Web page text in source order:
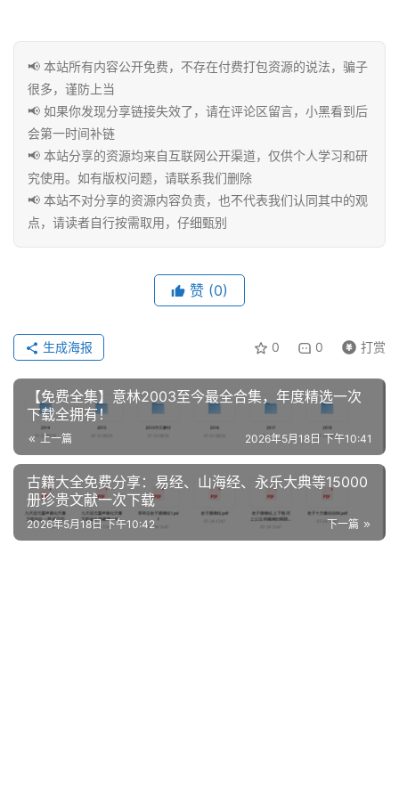
作
📢 本站所有内容公开免费，不存在付费打包资源的说法，骗子
很多，谨防上当
📢 如果你发现分享链接失效了，请在评论区留言，小黑看到后
会第一时间补链
📢 本站分享的资源均来自互联网公开渠道，仅供个人学习和研
究使用。如有版权问题，请联系我们删除
📢 本站不对分享的资源内容负责，也不代表我们认同其中的观
点，请读者自行按需取用，仔细甄别
赞 (0)
0 0 打赏
生成海报
【免费全集】意林2003至今最全合集，年度精选一次
下载全拥有！
上一篇 2026年5月18日 下午10:41
古籍大全免费分享：易经、山海经、永乐大典等15000
册珍贵文献一次下载
下一篇
2026年5月18日 下午10:42